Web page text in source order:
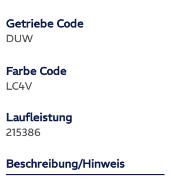
Getriebe Code
DUW
Farbe Code
Laufleistung
LC4V
215386
Beschreibung/Hinweis